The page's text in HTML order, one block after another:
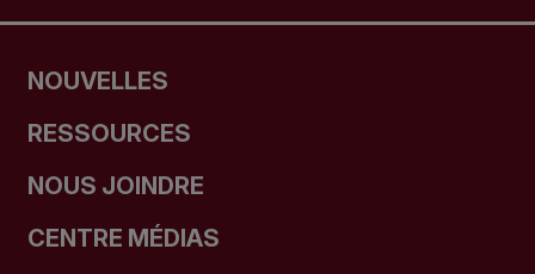
NOUVELLES
RESSOURCES
NOUS JOINDRE
CENTRE MÉDIAS